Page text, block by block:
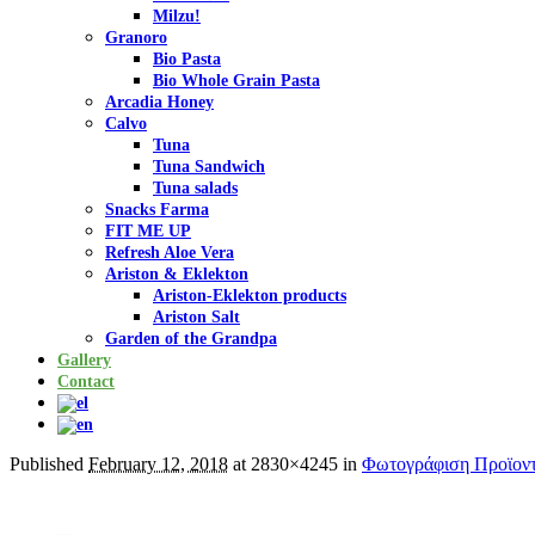
Milzu!
Granoro
Bio Pasta
Bio Whole Grain Pasta
Arcadia Honey
Calvo
Tuna
Tuna Sandwich
Tuna salads
Snacks Farma
FIT ME UP
Refresh Aloe Vera
Ariston & Eklekton
Ariston-Eklekton products
Ariston Salt
Garden of the Grandpa
Gallery
Contact
Published February 12, 2018 at 2830×4245 in Φωτογράφιση